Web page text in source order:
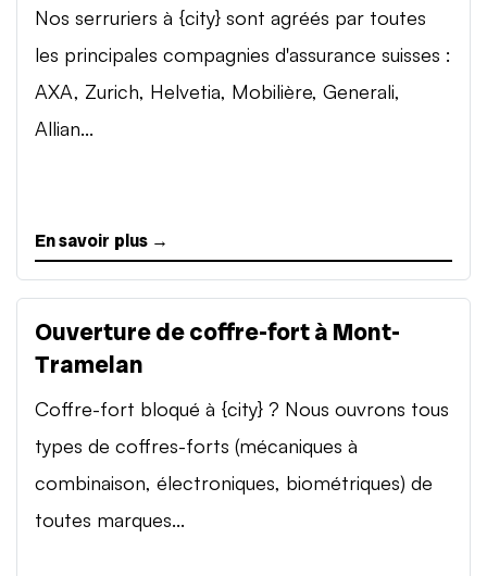
Nos serruriers à {city} sont agréés par toutes
les principales compagnies d'assurance suisses :
AXA, Zurich, Helvetia, Mobilière, Generali,
Allian...
En savoir plus →
Ouverture de coffre-fort à Mont-
Tramelan
Coffre-fort bloqué à {city} ? Nous ouvrons tous
types de coffres-forts (mécaniques à
combinaison, électroniques, biométriques) de
toutes marques...